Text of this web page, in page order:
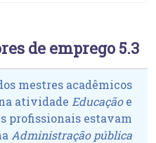
5.3 Setores de emprego
mestres acadêmicos
atividade Educaçãoe
profissionais estavam
Administração pública.